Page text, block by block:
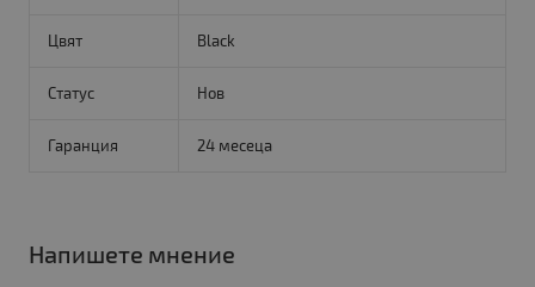
Цвят Black
Статус Нов
Гаранция 24 месеца
Напишете мнение